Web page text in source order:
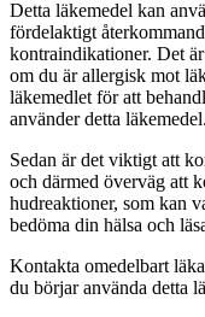
Detta läkemedel kan
fördelaktigt
kontraindikationer. Det
om du är allergisk mot
läkemedlet för att
använder detta läkemedel.
Sedan är det viktigt att
och därmed överväg att
hudreaktioner, som kan
bedöma din hälsa och
Kontakta omedelbart
du börjar använda detta